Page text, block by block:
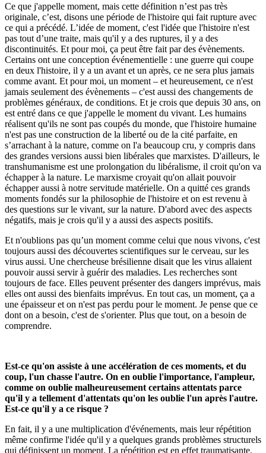
Ce que j'appelle moment, mais cette définition n’est pas très
originale, c’est, disons une période de l'histoire qui fait rupture avec
ce qui a précédé. L’idée de moment, c'est l'idée que l'histoire n'est
pas tout d’une traite, mais qu'il y a des ruptures, il y a des
discontinuités. Et pour moi, ça peut être fait par des évènements.
Certains ont une conception événementielle : une guerre qui coupe
en deux l'histoire, il y a un avant et un après, ce ne sera plus jamais
comme avant. Et pour moi, un moment – et heureusement, ce n'est
jamais seulement des évènements – c'est aussi des changements de
problèmes généraux, de conditions. Et je crois que depuis 30 ans, on
est entré dans ce que j'appelle le moment du vivant. Les humains
réalisent qu'ils ne sont pas coupés du monde, que l'histoire humaine
n'est pas une construction de la liberté ou de la cité parfaite, en
s’arrachant à la nature, comme on l'a beaucoup cru, y compris dans
des grandes versions aussi bien libérales que marxistes. D'ailleurs, le
transhumanisme est une prolongation du libéralisme, il croit qu'on va
échapper à la nature. Le marxisme croyait qu'on allait pouvoir
échapper aussi à notre servitude matérielle. On a quitté ces grands
moments fondés sur la philosophie de l'histoire et on est revenu à
des questions sur le vivant, sur la nature. D'abord avec des aspects
négatifs, mais je crois qu'il y a aussi des aspects positifs.
Et n'oublions pas qu’un moment comme celui que nous vivons, c'est
toujours aussi des découvertes scientifiques sur le cerveau, sur les
virus aussi. Une chercheuse brésilienne disait que les virus allaient
pouvoir aussi servir à guérir des maladies. Les recherches sont
toujours de face. Elles peuvent présenter des dangers imprévus, mais
elles ont aussi des bienfaits imprévus. En tout cas, un moment, ça a
une épaisseur et on n'est pas perdu pour le moment. Je pense que ce
dont on a besoin, c'est de s'orienter. Plus que tout, on a besoin de
comprendre.
Est-ce qu'on assiste à une accélération de ces moments, et du
coup, l'un chasse l'autre. On en oublie l'importance, l'ampleur,
comme on oublie malheureusement certains attentats parce
qu'il y a tellement d'attentats qu'on les oublie l'un après l'autre.
Est-ce qu'il y a ce risque ?
En fait, il y a une multiplication d'événements, mais leur répétition
même confirme l'idée qu'il y a quelques grands problèmes structurels
qui définissent un moment. La répétition est en effet traumatisante.